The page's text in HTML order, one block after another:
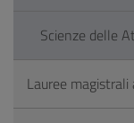
Scienze delle
Lauree magistrali